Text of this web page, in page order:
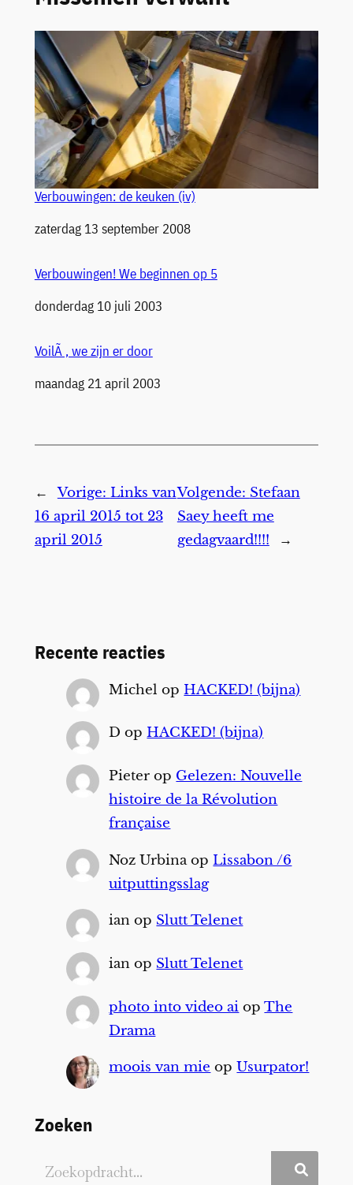
Verbouwingen: de keuken (iv)
Datum
zaterdag 13 september 2008
Verbouwingen! We beginnen op 5
Datum
donderdag 10 juli 2003
VoilÃ , we zijn er door
Datum
maandag 21 april 2003
← Vorige: Links van
16 april 2015 tot 23
april 2015
Volgende: Stefaan
Saey heeft me
gedagvaard!!!!
→
Recente reacties
Michel opHACKED! (bijna)
D opHACKED! (bijna)
Pieter op Gelezen: Nouvelle
histoire de la Révolution
française
Noz UrbinaopLissabon /6
uitputtingsslag
ian op Slutt Telenet
ian op Slutt Telenet
photo into video ai opThe
Drama
moois van mie opUsurpator!
Zoeken